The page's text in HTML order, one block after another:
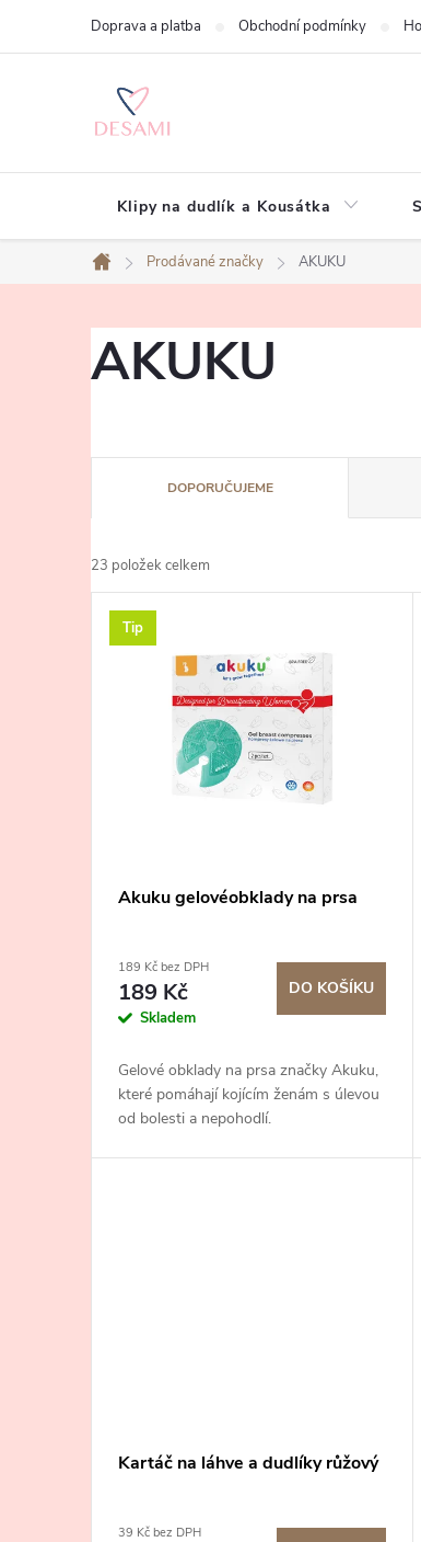
Doprava a platba Obchodní podmínky
Klipy na dudlík a Kousátka
Domů
Prodávané značky AKUKU
AKUKU
a
z
e
DOPORUČUJEME
23 položek celkem
V
k
Tip
Akuku gelovéobklady na prsa
189 Kč bez DPH
189 Kč
Skladem
DO KOŠÍKU
Gelové obklady na prsa značky Akuku,
které pomáhají kojícím ženám s úlevou
od bolesti a nepohodlí.
Kartáč na láhve a dudlíky růžový
39 Kč bez DPH